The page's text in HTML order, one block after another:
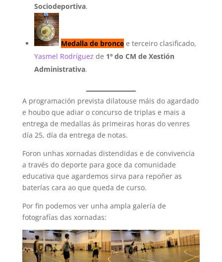
Sociodeportiva.
Medalla de broncee terceiro clasificado,
Yasmel Rodríguez de 1º do CM de Xestión
Administrativa.
A programación prevista dilatouse máis do agardado
e houbo que adiar o concurso de triplas e mais a
entrega de medallas ás primeiras horas do venres
día 25, día da entrega de notas.
Foron unhas xornadas distendidas e de convivencia
a través do deporte para goce da comunidade
educativa que agardemos sirva para repoñer as
baterías cara ao que queda de curso.
Por fin podemos ver unha ampla galería de
fotografías das xornadas: